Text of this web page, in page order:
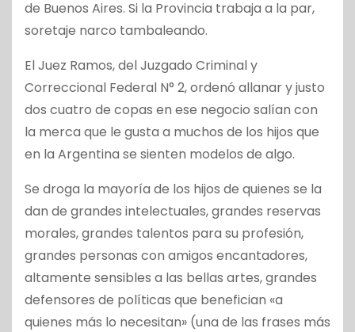
de Buenos Aires. Si la Provincia trabaja a la par,
soretaje narco tambaleando.
El Juez Ramos, del Juzgado Criminal y
Correccional Federal N° 2, ordenó allanar y justo
dos cuatro de copas en ese negocio salían con
la merca que le gusta a muchos de los hijos que
en la Argentina se sienten modelos de algo.
Se droga la mayoría de los hijos de quienes se la
dan de grandes intelectuales, grandes reservas
morales, grandes talentos para su profesión,
grandes personas con amigos encantadores,
altamente sensibles a las bellas artes, grandes
defensores de políticas que benefician «a
quienes más lo necesitan» (una de las frases más